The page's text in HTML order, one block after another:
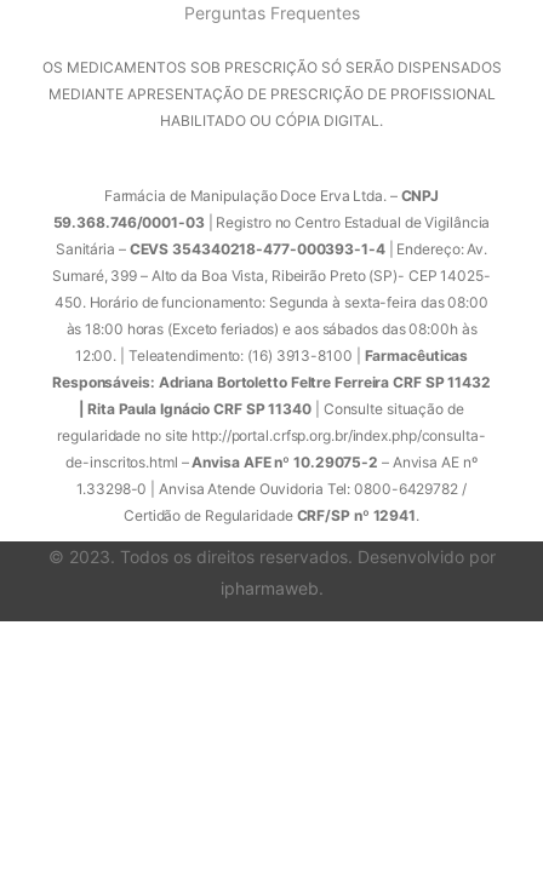
Perguntas Frequentes
OS MEDICAMENTOS SOB PRESCRIÇÃO SÓ SERÃO DISPENSADOS
MEDIANTE APRESENTAÇÃO DE PRESCRIÇÃO DE PROFISSIONAL
HABILITADO OU CÓPIA DIGITAL.
Farmácia de Manipulação Doce Erva Ltda. – CNPJ
59.368.746/0001-03| Registro no Centro Estadual de Vigilância
Sanitária –CEVS 354340218-477-000393-1-4| Endereço: Av.
Sumaré, 399 – Alto da Boa Vista, Ribeirão Preto (SP)- CEP 14025-
450. Horário de funcionamento: Segunda à sexta-feira das 08:00
às 18:00 horas (Exceto feriados) e aos sábados das 08:00h às
12:00. | Teleatendimento: (16) 3913-8100 | Farmacêuticas
Responsáveis: Adriana Bortoletto Feltre Ferreira CRF SP 11432
| Rita Paula Ignácio CRF SP 11340 | Consulte situação de
regularidade no site http://portal.crfsp.org.br/index.php/consulta-
de-inscritos.html –Anvisa AFE nº 10.29075-2 – Anvisa AE nº
1.33298-0 | Anvisa Atende Ouvidoria Tel: 0800-6429782 /
Certidão de Regularidade CRF/SP nº 12941.
© 2023. Todos os direitos reservados. Desenvolvido por
ipharmaweb.